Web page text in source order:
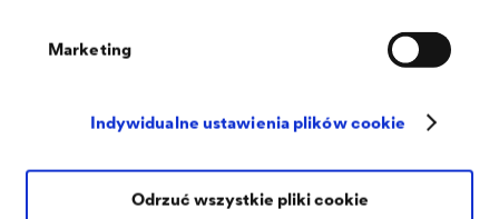
Marketing
Indywidualne ustawienia plików cookie
Odrzuć wszystkie pliki cookie
minimalnie szerokość muru wraz z tynkiem. Zaleca się
jednak dobranie szerokości w taki sposób, aby ułatwić
to możliwe, pionowym uszczelnieniem